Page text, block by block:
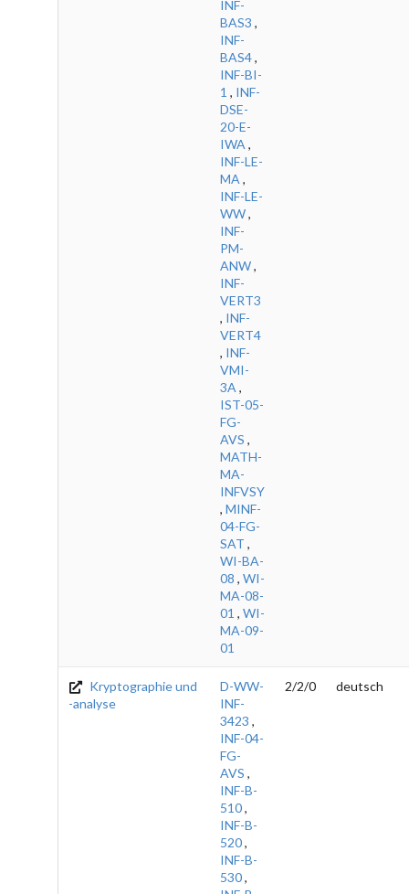
INF-
BAS3 ,
INF-
BAS4,
INF-BI-
1 , INF-
DSE-
20-E-
IWA ,
INF-LE-
MA ,
INF-LE-
WW,
INF-
PM-
ANW,
INF-
VERT3
, INF-
VERT4
, INF-
VMI-
3A ,
IST-05-
FG-
AVS ,
MATH-
MA-
INFVSY
, MINF-
04-FG-
SAT ,
WI-BA-
08 , WI-
MA-08-
01 , WI-
MA-09-
01
Kryptographie und
-analyse
D-WW-
INF-
3423 ,
INF-04-
FG-
AVS ,
INF-B-
510,
INF-B-
520,
INF-B-
530,
2/2/0 deutsch